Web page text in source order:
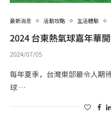
最新消息 活動攻略 生活體驗
2024 台東熱氣球嘉年華
2024/07/05
每年夏季，台灣東部最令人期
球 …